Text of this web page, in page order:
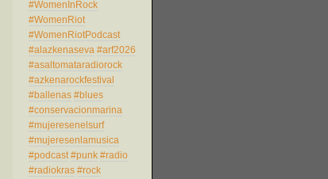
#WomenInRock
#WomenRiot
#WomenRiotPodcast
#alazkenaseva #arf2026
#asaltomataradiorock
#azkenarockfestival
#ballenas #blues
#conservacionmarina
#mujeresenelsurf
#mujeresenlamusica
#podcast #punk #radio
#radiokras #rock